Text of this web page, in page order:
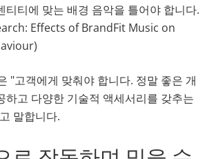
티티에 맞는 배경 음악을 틀어야 합니다.
Effects of BrandFit Music on
"고객에게 맞춰야 합니다. 정말 좋은 개
하고 다양한 기술적 액세서리를 갖추는
말합니다.